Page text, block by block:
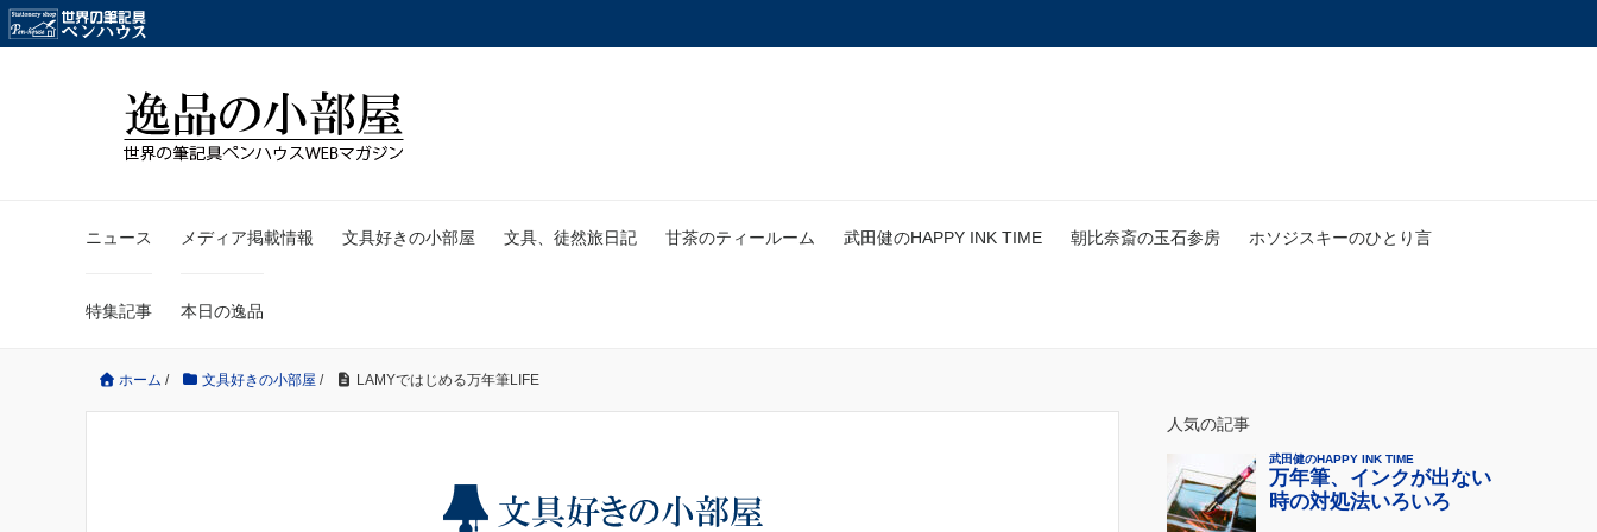
ニュース メディア掲載情報 文具好きの小部屋 文具、徒然旅日記 甘茶のティールーム 武田健のHAPPY INK TIME 朝比奈斎の玉石参房 ホソジスキーのひとり言
特集記事 本日の逸品
ホーム / 文具好きの小部屋 / LAMYではじめる万年筆LIFE
人気の記事